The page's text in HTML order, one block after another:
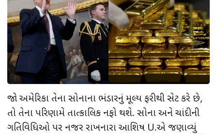
જો અમેરિકા તેના સોનાના ભંડારનું મૂલ્ય ફરીથી સેટ કરે છે,
તો તેના પરિણામે તાત્કાલિક નફો થશે. સોના અને ચાંદીની
ગતિવિધિઓ પર નજર રાખનારા આશિષ U.એ જણાવ્યું